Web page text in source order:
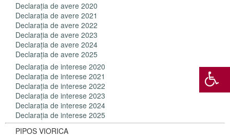
Declaraţia de avere 2020
Declaraţia de avere 2021
Declaraţia de avere 2022
Declaraţia de avere 2023
Declaraţia de avere 2024
Declaraţia de avere 2025
Declaraţia de interese 2020
Declaraţia de interese 2021
Declaraţia de interese 2022
Declaraţia de interese 2023
Declaraţia de interese 2024
Declaraţia de interese 2025
PIPOS VIORICA